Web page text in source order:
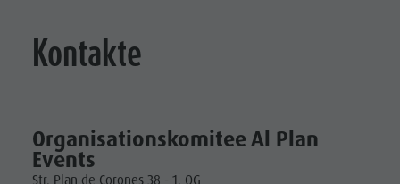
Kontakte
Organisationskomitee Al Plan
Events